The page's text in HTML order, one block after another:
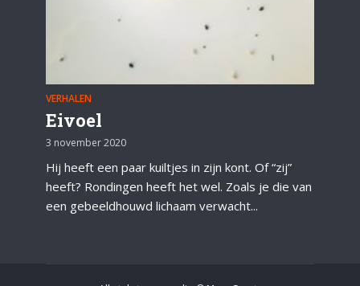
VERHALEN
Eivoel
3 november 2020
Hij heeft een paar kuiltjes in zijn kont. Of “zij”
heeft? Rondingen heeft het wel. Zoals je die van
een gebeeldhouwd lichaam verwacht...